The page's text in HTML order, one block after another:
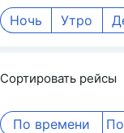
Ночь Утро
Сортировать рейсы
По времени